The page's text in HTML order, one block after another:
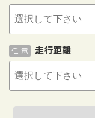
走行距離
任 意